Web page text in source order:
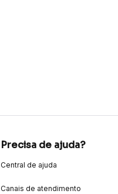
Precisa de ajuda?
Central de ajuda
Canais de atendimento